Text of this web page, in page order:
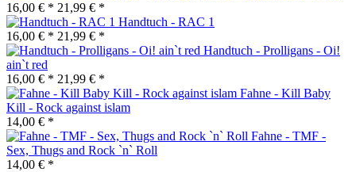
16,00 € * 21,99 € *
Handtuch - RAC 1
16,00 € * 21,99 € *
Handtuch - Prolligans - Oi!
ain`t red
16,00 € * 21,99 € *
Fahne - Kill Baby
Kill - Rock against islam
14,00 € *
Fahne - TMF -
Sex, Thugs and Rock `n` Roll
14,00 € *